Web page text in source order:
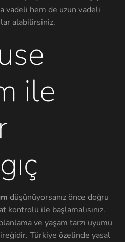
vadeli hem de uzun vadeli
alabilirsiniz.
ile
düşünüyorsanız önce doğru
kontrolü ile başlamalısınız.
ve yaşam tarzı uyumu
Türkiye özelinde yasal